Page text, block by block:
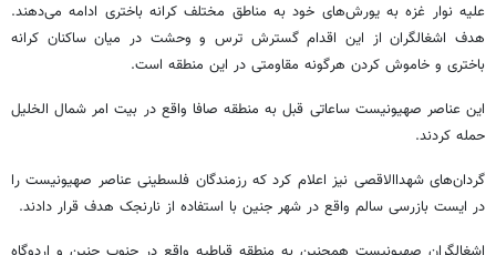
علیه نوار غزه به یورش‌های خود به مناطق مختلف کرانه باختری ادامه می‌دهند.
هدف اشغالگران از این اقدام گسترش ترس و وحشت در میان ساکنان کرانه
باختری و خاموش کردن هرگونه مقاومتی در این منطقه است.
این عناصر صهیونیست ساعاتی قبل به منطقه صافا واقع در بیت امر شمال الخلیل
حمله کردند.
گردان‌های شهداالاقصی نیز اعلام کرد که رزمندگان فلسطینی عناصر صهیونیست را
در ایست بازرسی سالم واقع در شهر جنین با استفاده از نارنجک هدف قرار دادند.